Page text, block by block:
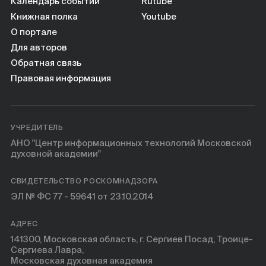
Книжная полка
О портале
Для авторов
Обратная связь
Правовая информация
Youtube
УЧРЕДИТЕЛЬ
АНО "Центр информационных технологий Московской
духовной академии"
СВИДЕТЕЛЬСТВО РОСКОМНАДЗОРА
ЭЛ № ФС 77 - 59641 от 23.10.2014
АДРЕС
141300, Московская область, г. Сергиев Посад, Троице-
Сергиева Лавра,
Московская духовная академия